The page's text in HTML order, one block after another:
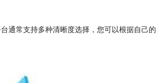
常支持多种清晰度选择，您可以根据自己的